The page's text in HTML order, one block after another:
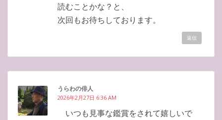
読むことかな？と、
次回もお待ちしております。
返信
うらわの俳人
2026年2月27日 6:36 AM
いつも見事な鑑賞をされて嬉しいで